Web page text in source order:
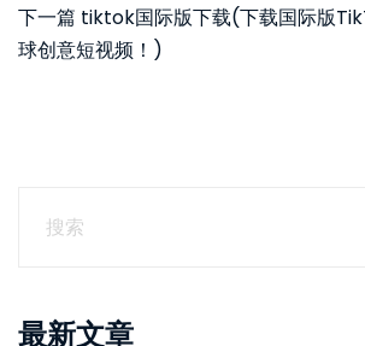
下一篇 tiktok国际版下载(下载国际版
球创意短视频！)
最新文章